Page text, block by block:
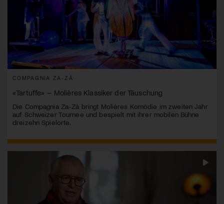
COMPAGNIA ZA-ZÀ
«Tartuffe» – Molières Klassiker der Täuschung
Die Compagnia Za-Zà bringt Molières Komödie im zweiten Jahr
auf Schweizer Tournee und bespielt mit ihrer mobilen Bühne
dreizehn Spielorte.